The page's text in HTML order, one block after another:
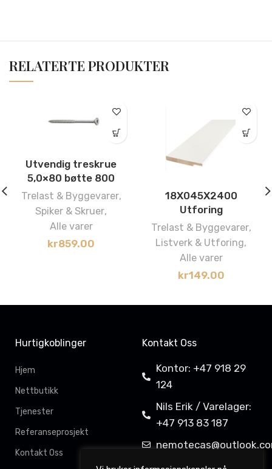
RELATERTE PRODUKTER
Utvendig treskrue
5,0×80 bøtte 800
Trelast & Byggevarer,
Spiker & Skruer,
Alle varer
kr859.00
18X045X2400
Utforing
Trelast & Byggevarer,
Listverk & Utforing,
Alle varer
kr149.00
Hurtigkoblinger
Hjem
Nettbutikk
Tjenester
Referanseprosjekt
Kontakt Oss
Kontakt Oss
Kontor: +47 918 29
124
Nils Erik / Varelager:
+47 913 83 187
Davit Gahkkorluodda